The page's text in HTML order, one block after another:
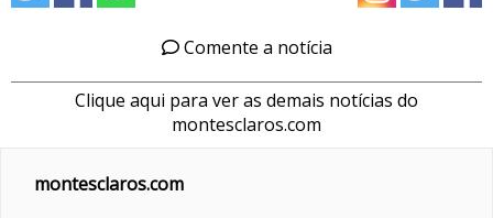
Comente a notícia
Clique aqui para ver as demais notícias do
montesclaros.com
montesclaros.com